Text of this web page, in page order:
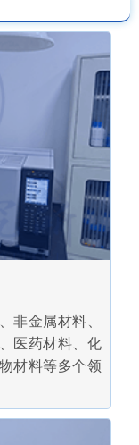
非金属材料、
医药材料、化
材料等多个领